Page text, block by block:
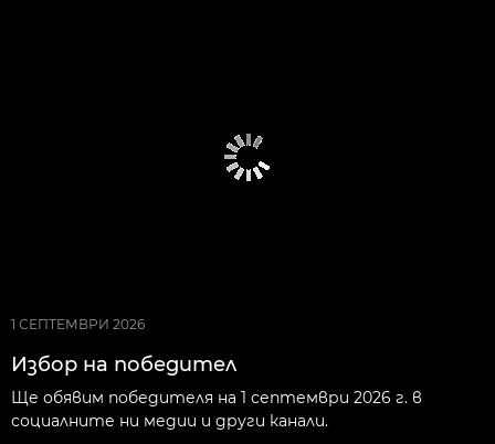
1 СЕПТЕМВРИ 2026
Избор на победител
Ще обявим победителя на 1 септември 2026 г. в
социалните ни медии и други канали.